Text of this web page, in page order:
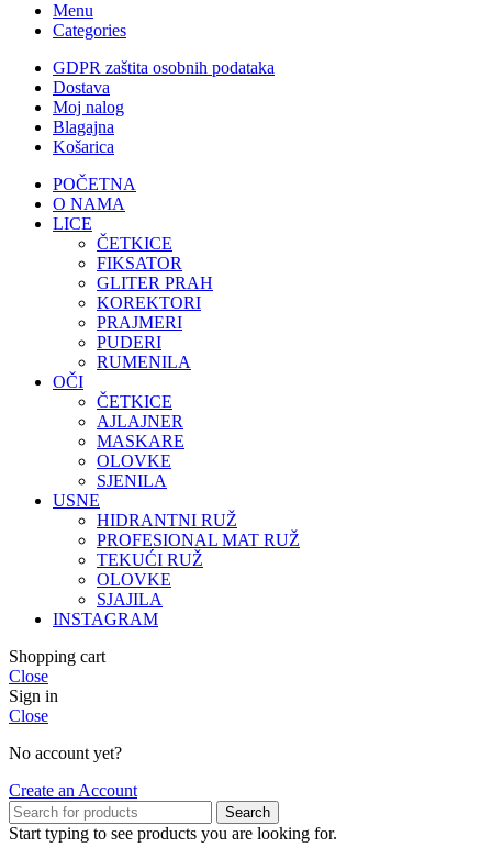
Menu
Categories
GDPR zaštita osobnih podataka
Dostava
Moj nalog
Blagajna
Košarica
POČETNA
O NAMA
LICE
ČETKICE
FIKSATOR
GLITER PRAH
KOREKTORI
PRAJMERI
PUDERI
RUMENILA
OČI
ČETKICE
AJLAJNER
MASKARE
OLOVKE
SJENILA
USNE
HIDRANTNI RUŽ
PROFESIONAL MAT RUŽ
TEKUĆI RUŽ
OLOVKE
SJAJILA
INSTAGRAM
Shopping cart
Close
Sign in
Close
No account yet?
Create an Account
Search
Start typing to see products you are looking for.